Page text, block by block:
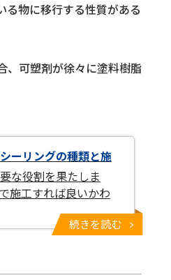
る物に移行する性質がある
、可塑剤が徐々に塗料樹脂
ーリングの種類と施
な役割を果たしま
施工すれば良いかわ
続きを読む